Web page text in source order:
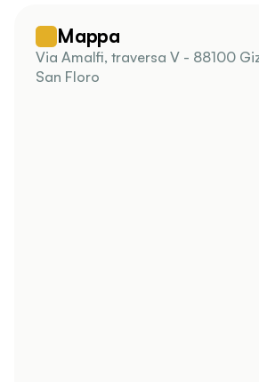
Mappa
Via Amalfi, traversa V - 88100
San Floro